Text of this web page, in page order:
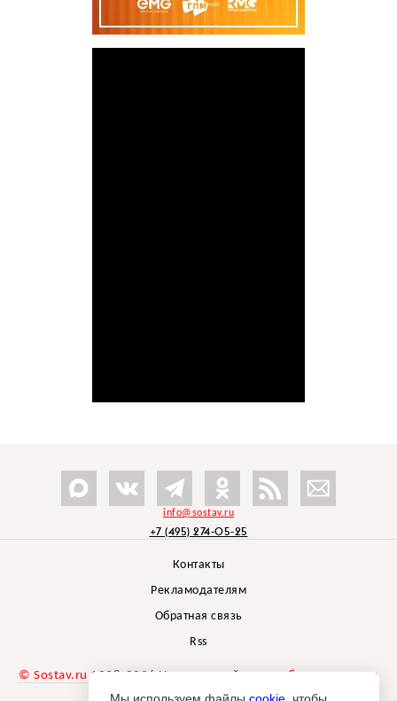
info@sostav.ru
+7 (495) 274-05-25
Контакты
Рекламодателям
Обратная связь
Rss
© Sostav.ru 1998-2026 Независимый проектбрендингового
агентства Depot